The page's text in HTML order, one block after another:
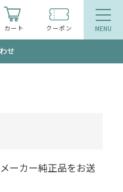
カート クーポン
せ
ーカー純正品をお送